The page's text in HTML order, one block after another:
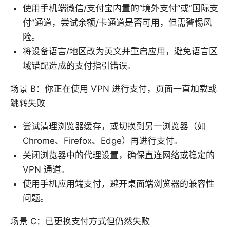
使用手机端微信/支付宝内置的“境外支付”或“国际支
付”通道，尝试余额/卡通道是否可用，但需警惕风
险。
将设备语言/地区改为英文并重启应用，避免语言区
域错配造成的支付指引错误。
场景 B：你正在使用 VPN 进行支付，页面一直加载或
跳转失败
尝试清理浏览器缓存，或切换到另一浏览器（如
Chrome、Firefox、Edge）再进行支付。
关闭浏览器中的代理设置，确保直连网络或稳定的
VPN 通道。
使用手机应用端支付，避开桌面端浏览器的兼容性
问题。
场景 C：已更换支付方式但仍然失败